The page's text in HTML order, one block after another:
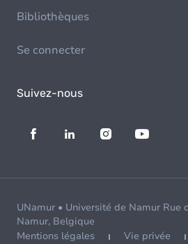
Bibliothèques
Se connecter
Suivez-nous
UNamur • Université de Namur Rue
Namur, Belgique
Mentions légales
Vie privée